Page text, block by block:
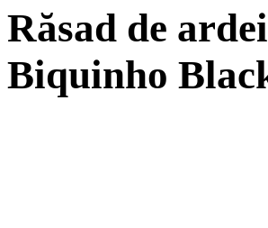
Răsad de
Biquinho